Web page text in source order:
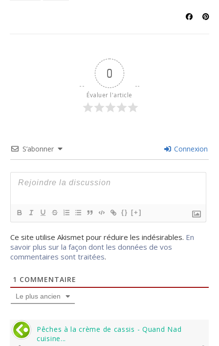
0
Évaluer l'article
S’abonner Connexion
{} [+]
Ce site utilise Akismet pour réduire les indésirables. En
savoir plus sur la façon dont les données de vos
commentaires sont traitées.
1 COMMENTAIRE
Le plus ancien
Pêches à la crème de cassis - Quand Nad
cuisine...